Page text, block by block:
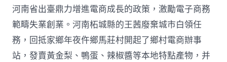
河南省出臺鼎力增進電商成長的政策，激勵電子商務
範疇失業創業。河南柘城縣的王茜廢棄城市白領任
務，回抵家鄉年夜仵鄉馬莊村開起了鄉村電商辦事
站，發賣黃金梨、鴨蛋、辣椒醬等本地特點產物，并